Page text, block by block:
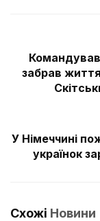
забрав
У Німеччині
українок
Схожі Новини